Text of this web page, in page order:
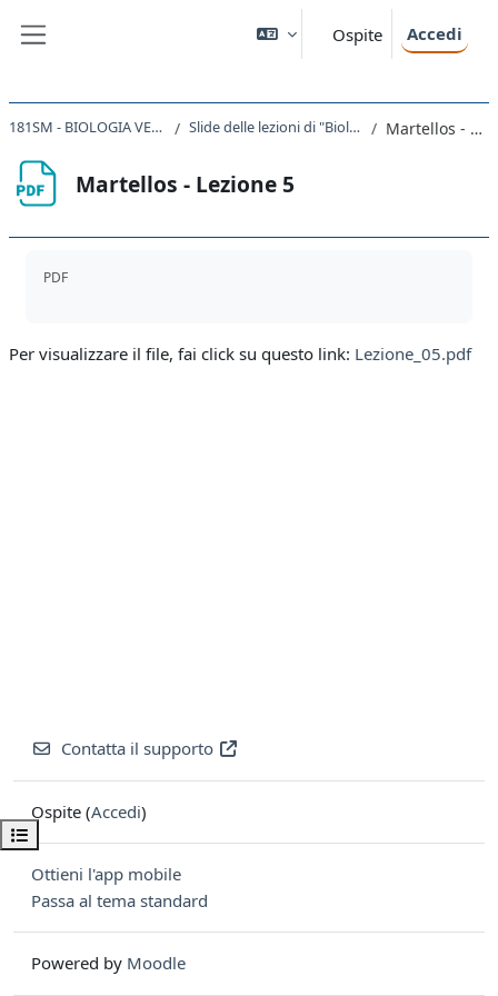
Ospite Accedi
Apri indice del corso
181SM - BIOLOGIA VEGETALE 2022 Slide delle lezioni di "Biologia vegetale" Martellos - Lezione 5
Martellos - Lezione 5
PDF
Per visualizzare il file, fai click su questo link: Lezione_05.pdf
Contatta il supporto
Ospite (Accedi)
Ottieni l'app mobile
Passa al tema standard
Powered by Moodle